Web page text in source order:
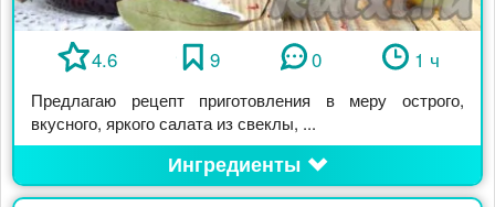
4.6 9 0 1 ч
Предлагаю рецепт приготовления в меру острого,
вкусного, яркого салата из свеклы, ...
Ингредиенты